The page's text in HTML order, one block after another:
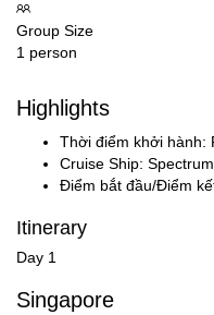
Group Size
1 person
Highlights
Thời điểm khởi hành:
Cruise Ship:
Điểm bắt đầu/Điểm
Itinerary
Day 1
Singapore